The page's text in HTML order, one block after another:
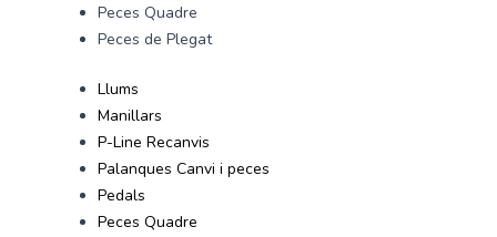
Peces Quadre
Peces de Plegat
Llums
Manillars
P-Line Recanvis
Palanques Canvi i peces
Pedals
Peces Quadre